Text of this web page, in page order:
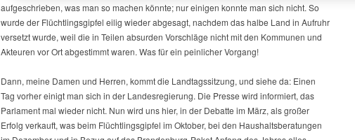
aufgeschrieben, was man so machen könnte; nur einigen konnte man sich nicht. So
wurde der Flüchtlingsgipfel eilig wieder abgesagt, nachdem das halbe Land in Aufruhr
versetzt wurde, weil die in Teilen absurden Vorschläge nicht mit den Kommunen und
Akteuren vor Ort abgestimmt waren. Was für ein peinlicher Vorgang!
Dann, meine Damen und Herren, kommt die Landtagssitzung, und siehe da: Einen
Tag vorher einigt man sich in der Landesregierung. Die Presse wird informiert, das
Parlament mal wieder nicht. Nun wird uns hier, in der Debatte im März, als großer
Erfolg verkauft, was beim Flüchtlingsgipfel im Oktober, bei den Haushaltsberatungen